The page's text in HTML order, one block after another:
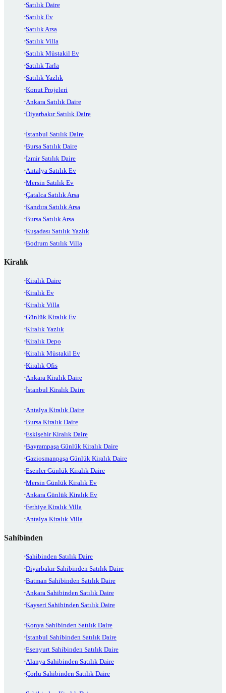
Satılık Daire
Satılık Ev
Satılık Arsa
Satılık Villa
Satılık Müstakil Ev
Satılık Tarla
Satılık Yazlık
Konut Projeleri
Ankara Satılık Daire
Diyarbakır Satılık Daire
İstanbul Satılık Daire
Bursa Satılık Daire
İzmir Satılık Daire
Antalya Satılık Ev
Mersin Satılık Ev
Çatalca Satılık Arsa
Kandıra Satılık Arsa
Bursa Satılık Arsa
Kuşadası Satılık Yazlık
Bodrum Satılık Villa
Kiralık
Kiralık Daire
Kiralık Ev
Kiralık Villa
Günlük Kiralık Ev
Kiralık Yazlık
Kiralık Depo
Kiralık Müstakil Ev
Kiralık Ofis
Ankara Kiralık Daire
İstanbul Kiralık Daire
Antalya Kiralık Daire
Bursa Kiralık Daire
Eskişehir Kiralık Daire
Bayrampaşa Günlük Kiralık Daire
Gaziosmanpaşa Günlük Kiralık Daire
Esenler Günlük Kiralık Daire
Mersin Günlük Kiralık Ev
Ankara Günlük Kiralık Ev
Fethiye Kiralık Villa
Antalya Kiralık Villa
Sahibinden
Sahibinden Satılık Daire
Diyarbakır Sahibinden Satılık Daire
Batman Sahibinden Satılık Daire
Ankara Sahibinden Satılık Daire
Kayseri Sahibinden Satılık Daire
Konya Sahibinden Satılık Daire
İstanbul Sahibinden Satılık Daire
Esenyurt Sahibinden Satılık Daire
Alanya Sahibinden Satılık Daire
Çorlu Sahibinden Satılık Daire